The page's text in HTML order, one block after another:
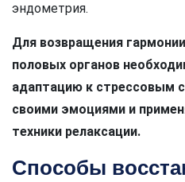
эндометрия.
Для возвращения
половых органов
адаптацию к стрессовым
своими эмоциями и
техники релаксации.
Способы